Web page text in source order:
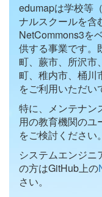
edumapは学校等
ナルスクールを含
NetCommons3を
供する事業です。
町、蕨市、所沢市
町、稚内市、桶川
をご利用いただい
特に、メンテナン
用の教育機関のユ
をご検討ください。
システムエンジニ
の方はGitHub上の
さい。